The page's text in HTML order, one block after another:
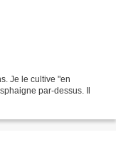
Je le cultive "en
par-dessus. Il